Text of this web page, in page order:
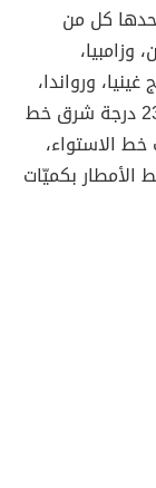
كل من
ورواندا،
وبوروندي، وتقع فلكيّاً على خط طول 23.656 درجة شرق خط
2.88 درجة جنوب خط الاستواء،
الأمطار بكميّات